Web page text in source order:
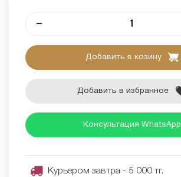
–
Добавить в козину
Добавить в избранное
Консультация WhatsApp
Курьером завтра - 5 000 тг.